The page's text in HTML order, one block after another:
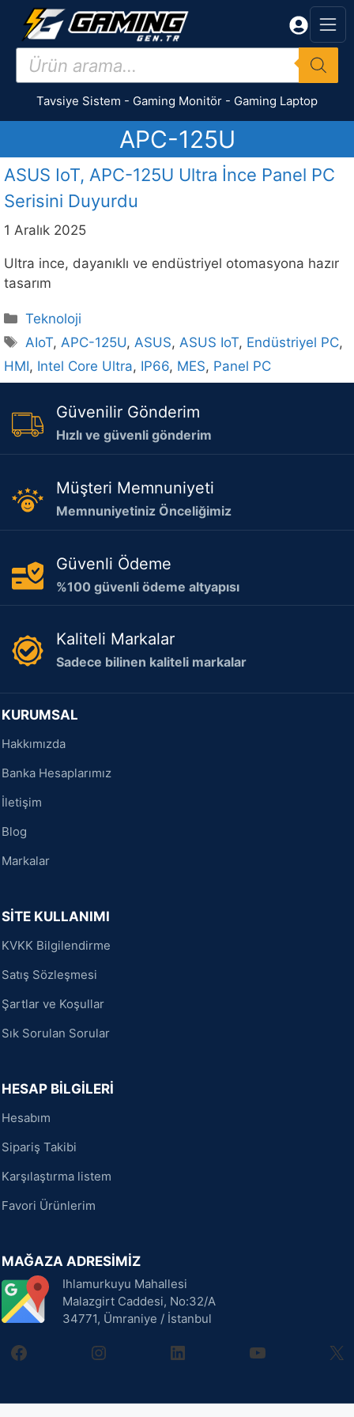
İçeriğe
Products
search
Tavsiye Sistem - Gaming Monitör - Gaming Laptop
APC-125U
ASUS IoT, APC-125U Ultra İnce Panel PC
Serisini Duyurdu
1 Aralık 2025
Ultra ince, dayanıklı ve endüstriyel otomasyona hazır
tasarım
Kategoriler
Teknoloji
Etiketler
AIoT,APC-125U,ASUS,ASUS IoT, Endüstriyel PC,
HMI, Intel Core Ultra, IP66, MES, Panel PC
Güvenilir Gönderim
Hızlı ve güvenli gönderim
Müşteri Memnuniyeti
Memnuniyetiniz Önceliğimiz
Güvenli Ödeme
%100 güvenli ödeme altyapısı
Kaliteli Markalar
Sadece bilinen kaliteli markalar
KURUMSAL
Hakkımızda
Banka Hesaplarımız
İletişim
Blog
Markalar
SİTE KULLANIMI
KVKK Bilgilendirme
Satış Sözleşmesi
Şartlar ve Koşullar
Sık Sorulan Sorular
HESAP BİLGİLERİ
Hesabım
Sipariş Takibi
Karşılaştırma listem
Favori Ürünlerim
MAĞAZA ADRESİMİZ
Ihlamurkuyu Mahallesi
Malazgirt Caddesi, No:32/A
34771, Ümraniye / İstanbul
facebookinstagramlinkedin youtube X